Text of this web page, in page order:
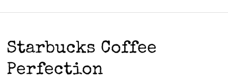
Starbucks Coffee
Perfection